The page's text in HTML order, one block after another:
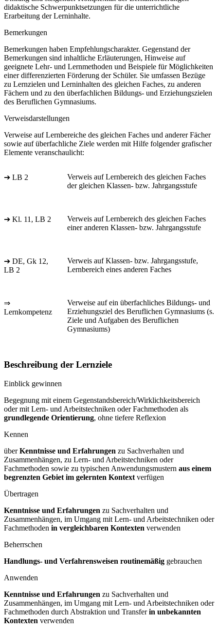
didaktische Schwerpunktsetzungen für die unterrichtliche
Erarbeitung der Lerninhalte.
Bemerkungen
Bemerkungen haben Empfehlungscharakter. Gegenstand der
Bemerkungen sind inhaltliche Erläuterungen, Hinweise auf
geeignete Lehr- und Lernmethoden und Beispiele für Möglichkeiten
einer differenzierten Förderung der Schüler. Sie umfassen Bezüge
zu Lernzielen und Lerninhalten des gleichen Faches, zu anderen
Fächern und zu den überfachlichen Bildungs- und Erziehungszielen
des Beruflichen Gymnasiums.
Verweisdarstellungen
Verweise auf Lernbereiche des gleichen Faches und anderer Fächer
sowie auf überfachliche Ziele werden mit Hilfe folgender grafischer
Elemente veranschaulicht:
➔ LB 2
Verweis auf Lernbereich des gleichen Faches
der gleichen Klassen- bzw. Jahrgangsstufe
➔ Kl. 11, LB 2
Verweis auf Lernbereich des gleichen Faches
einer anderen Klassen- bzw. Jahrgangsstufe
➔ DE, Gk 12,
LB 2
Verweis auf Klassen- bzw. Jahrgangsstufe,
Lernbereich eines anderen Faches
⇒
Lernkompetenz
Verweise auf ein überfachliches Bildungs- und
Erziehungsziel des Beruflichen Gymnasiums (s.
Ziele und Aufgaben des Beruflichen
Gymnasiums)
Beschreibung der Lernziele
Einblick gewinnen
Begegnung mit einem Gegenstandsbereich/Wirklichkeitsbereich
oder mit Lern- und Arbeitstechniken oder Fachmethoden als
grundlegende Orientierung, ohne tiefere Reflexion
Kennen
überKenntnisse und Erfahrungen zu Sachverhalten und
Zusammenhängen, zu Lern- und Arbeitstechniken oder
Fachmethoden sowie zu typischen Anwendungsmustern aus einem
begrenzten Gebiet im gelernten Kontext verfügen
Übertragen
Kenntnisse und Erfahrungen zu Sachverhalten und
Zusammenhängen, im Umgang mit Lern- und Arbeitstechniken oder
Fachmethoden in vergleichbaren Kontexten verwenden
Beherrschen
Handlungs- und Verfahrensweisen routinemäßig gebrauchen
Anwenden
Kenntnisse und Erfahrungen zu Sachverhalten und
Zusammenhängen, im Umgang mit Lern- und Arbeitstechniken oder
Fachmethoden durch Abstraktion und Transferin unbekannten
Kontexten verwenden